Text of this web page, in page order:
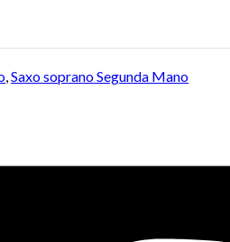
Saxo soprano Segunda Mano